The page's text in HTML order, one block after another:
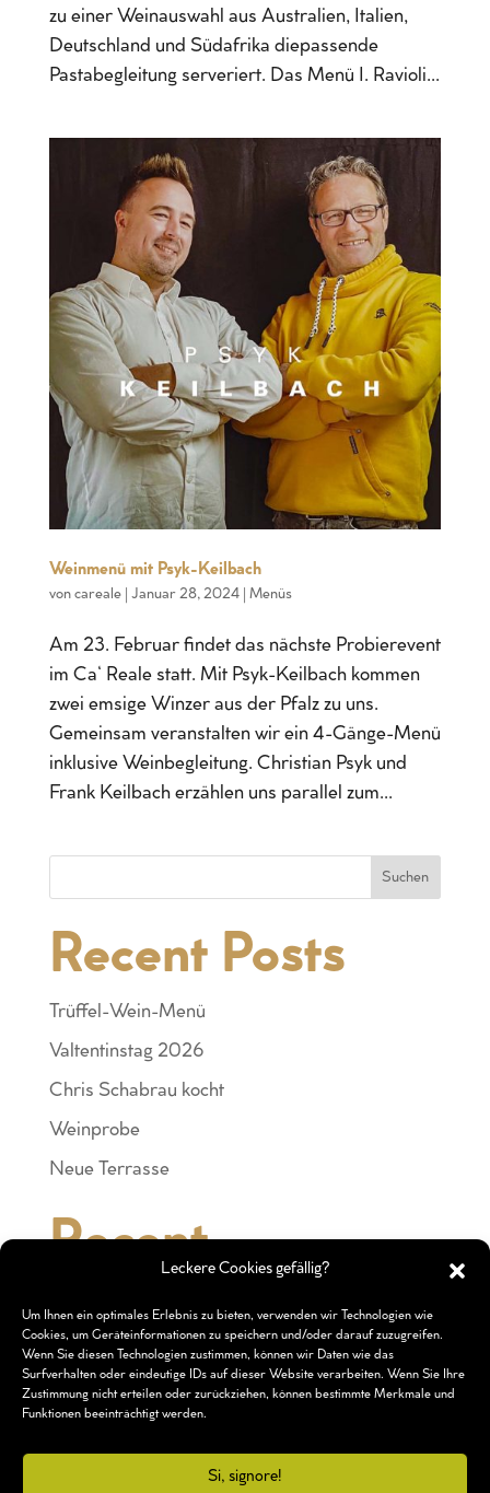
Leckere Cookies gefällig?
Um Ihnen ein optimales Erlebnis zu bieten, verwenden wir Technologien wie
Cookies, um Geräteinformationen zu speichern und/oder darauf zuzugreifen.
Wenn Sie diesen Technologien zustimmen, können wir Daten wie das
Surfverhalten oder eindeutige IDs auf dieser Website verarbeiten. Wenn Sie Ihre
Zustimmung nicht erteilen oder zurückziehen, können bestimmte Merkmale und
Funktionen beeinträchtigt werden.
Si, signore!
zu einer Weinauswahl aus Australien, Italien,
Deutschland und Südafrika diepassende
Pastabegleitung serveriert. Das Menü I. Ravioli...
Weinmenü mit Psyk-Keilbach
von careale| Januar 28, 2024| Menüs
Am 23. Februar findet das nächste Probierevent
im Ca‘ Reale statt. Mit Psyk-Keilbach kommen
zwei emsige Winzer aus der Pfalz zu uns.
Gemeinsam veranstalten wir ein 4-Gänge-Menü
inklusive Weinbegleitung. Christian Psyk und
Frank Keilbach erzählen uns parallel zum...
Suchen
Recent Posts
Trüffel-Wein-Menü
Valtentinstag 2026
Chris Schabrau kocht
Weinprobe
Neue Terrasse
Recent
Comments
Es sind keine Kommentare vorhanden.
Ca' Reale I©